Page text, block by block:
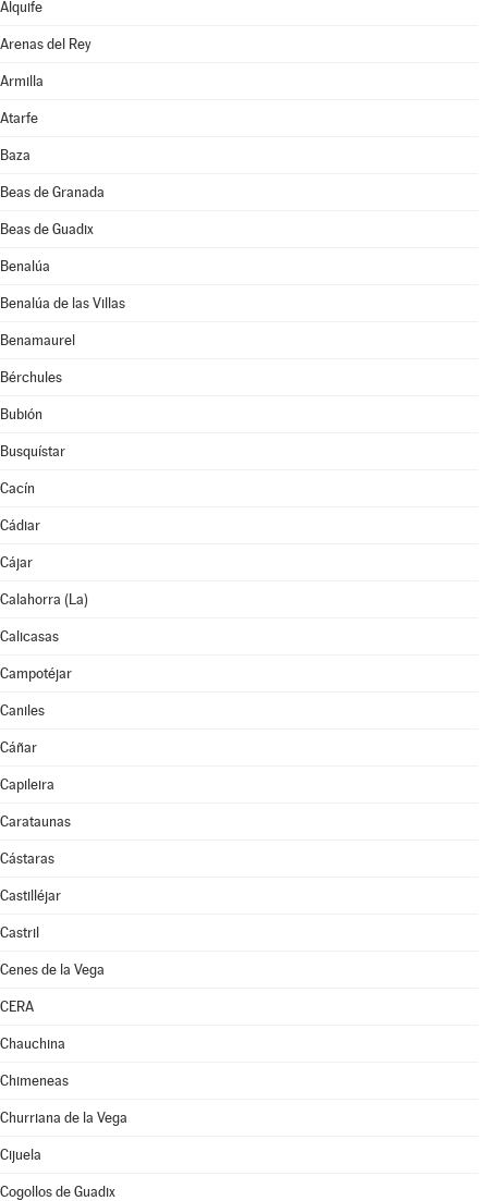
Alquife
Arenas del Rey
Armilla
Atarfe
Baza
Beas de Granada
Beas de Guadix
Benalúa
Benalúa de las Villas
Benamaurel
Bérchules
Bubión
Busquístar
Cacín
Cádiar
Cájar
Calahorra (La)
Calicasas
Campotéjar
Caniles
Cáñar
Capileira
Carataunas
Cástaras
Castilléjar
Castril
Cenes de la Vega
CERA
Chauchina
Chimeneas
Churriana de la Vega
Cijuela
Cogollos de Guadix